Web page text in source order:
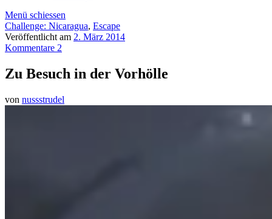
Menü schiessen
Challenge: Nicaragua, Escape
Veröffentlicht am 2. März 2014
Kommentare 2
Zu Besuch in der Vorhölle
von nussstrudel